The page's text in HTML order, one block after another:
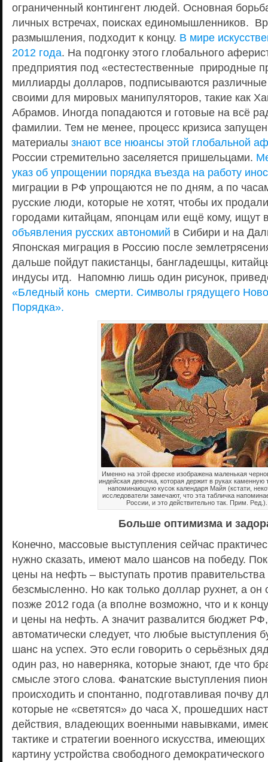
ограниченный контингент людей. Основная
личных встречах, поисках единомышленников.
размышления, подходит к концу. В мире
2012 года. На подгонку этого глобального
предприятия под «естестественные природные
миллиарды долларов, подписываются
своими для мировых манипуляторов, такие как
Абрамов. Иногда попадаются и готовые на всё
фамилии. Тем не менее, процесс кризиса
материалы знают все нюансы этой глобальной
России стремительно заселяется пришельцами.
указ об упрощении порядка въезда на работу
миграции в РФ упрощаются не по дням, а по
русские люди, которые не хотят, чтобы их
городами китайцам, японцам или ещё кому, ищут
объявления русских автономий в Сибири и на
Японская миграция в Россию после
дальше пойдут пакистанцы, бангладешцы,
индусы итд. Напомню лишь один рисунок,
«Бледный конь смерти. Символы грядущего
Порядка».
Именно на этой фреске изображена маленькая
индейская девочка, которая держит в руках каменную
напоминающую кусок календаря Майя (кстати,
исследователи замечают, что эта табличка
России, и это действительно так. Прим. Ред.).
Больше оптимизма и
Конечно, массовые выступления сейчас
нужно сказать, имеют мало шансов на победу.
цены на нефть – выступать против правительства
безсмысленно. Но как только доллар рухнет, а он
позже 2012 года (а вполне возможно, что и к
и цены на нефть. А значит развалится бюджет РФ,
автоматически следует, что любые выступления
шанс на успех. Это если говорить о серьёзных
один раз, но наверняка, которые знают, где что
смысле этого слова. Фанатские выступления
происходить и спонтанно, подготавливая почву
которые не «светятся» до часа Х, прошедших
действия, владеющих военными навывками,
тактике и стратегии военного искусства,
картину устройства свободного